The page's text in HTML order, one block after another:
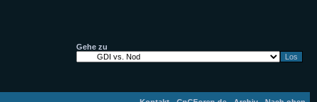
Gehe zu